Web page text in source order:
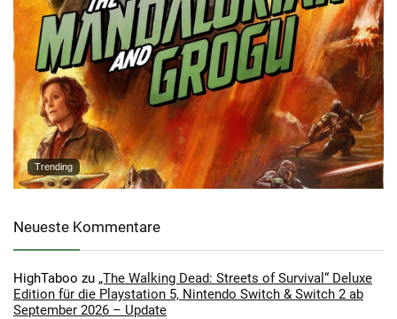
Trending
Neueste Kommentare
HighTaboo zu „The Walking Dead: Streets of Survival“ Deluxe
Edition für die Playstation 5, Nintendo Switch & Switch 2 ab
September 2026 – Update